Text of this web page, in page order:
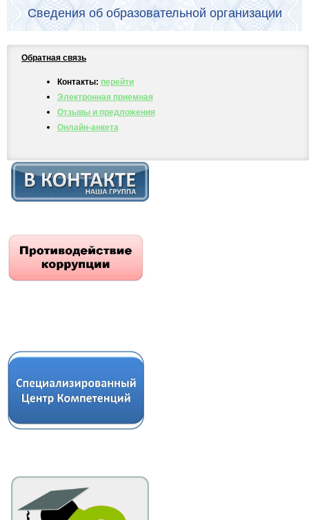
Сведения об образовательной организации
Обратная связь
Контакты: перейти
Электронная приемная
Отзывы и предложения
Онлайн-анкета